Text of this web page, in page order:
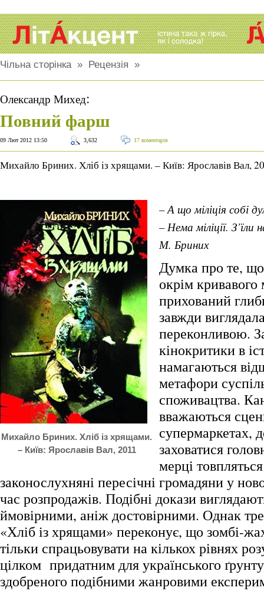
Чільна сторінка» Рецензія »
Олександр Михед:
Повний фарш
09 Лют 2012 13:50 3,632 17 коментарів
Михайло Бриних. Хліб із хрящами. – Київ: Ярославів Вал,
Михайло Бриних. Хліб із хрящами.
– Київ: Ярославів Вал, 2011
– А що міліція собі
– Нема міліції. З’їли
М. Бриних
Думка про те,
окрім кривавого
прихований
завжди
переконливою.
кінокритики в
намагаються
метафори
споживацтва.
вважаються
супермаркетах,
заховатися
мерці
законослухняні пересічні громадяни у
час розпродажів. Подібні докази
ймовірними, аніж достовірними. Однак
«Хліб із хрящами» переконує, що зомбі-
тільки спрацьовувати на кількох рівнях
цілком придатним для українського
здобреного подібними жанровими